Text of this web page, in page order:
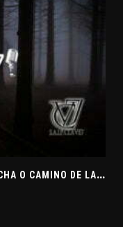
Y
O SATANISTA. CAMINO DE LA DERECHA O CAMINO DE LA IZQUIERDA. CLAVE7 NEWS